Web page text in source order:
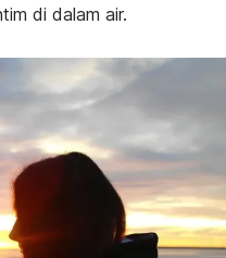
di dalam air.